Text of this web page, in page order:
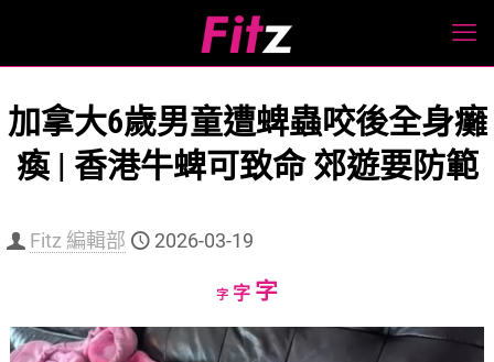
加拿大6歲男童遭蜱蟲咬後全身癱
瘓 | 香港牛蜱可致命 郊遊要防範
Fitz 編輯部 2026-03-19
字Decrease
size.
字Reset
size.
字Increase
size.